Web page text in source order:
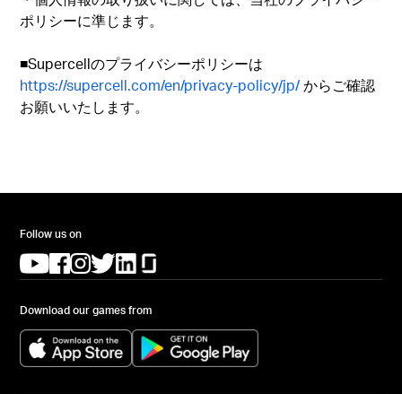
ポリシーに準じます。
■Supercellのプライバシーポリシーは
https://supercell.com/en/privacy-policy/jp/からご確認
お願いいたします。
Follow us on
(opens in a new tab)
(opens in a new tab)
(opens in a new tab)
(opens in a new tab)
(opens in a new tab)
Download our games from
(opens in a new tab) (opens in a new tab)